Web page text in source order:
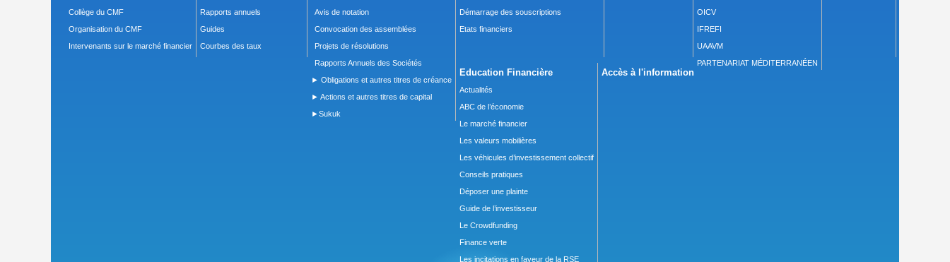
Collège du CMF
Organisation du CMF
Intervenants sur le marché financier
Rapports annuels
Guides
Courbes des taux
Avis de notation
Convocation des assemblées
Projets de résolutions
Rapports Annuels des Sociétés
► Obligations et autres titres de créance
► Actions et autres titres de capital
►Sukuk
Démarrage des souscriptions
Etats financiers
OICV
IFREFI
UAAVM
PARTENARIAT MÉDITERRANÉEN
Education Financière
Actualités
ABC de l’économie
Le marché financier
Les valeurs mobilières
Les véhicules d’investissement collectif
Conseils pratiques
Déposer une plainte
Guide de l’investisseur
Le Crowdfunding
Finance verte
Les incitations en faveur de la RSE
Accès à l'information